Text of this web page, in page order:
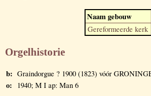
Naam gebouw
Gereformeerde kerk
Orgelhistorie
b: Graindorgue ? 1900 (1823) vóór
o: 1940; M I ap: Man 6